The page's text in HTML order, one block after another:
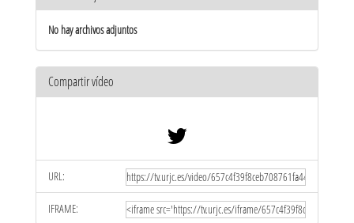
No hay archivos adjuntos
Compartir vídeo
URL:
IFRAME: